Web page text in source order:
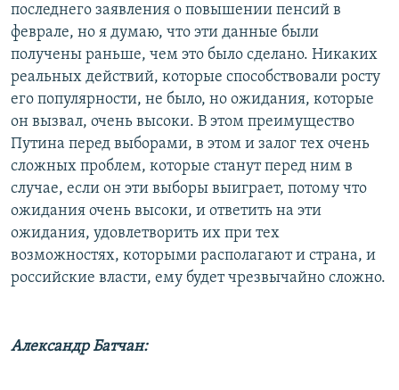
последнего заявления о повышении пенсий в
феврале, но я думаю, что эти данные были
получены раньше, чем это было сделано. Никаких
реальных действий, которые способствовали росту
его популярности, не было, но ожидания, которые
он вызвал, очень высоки. В этом преимущество
Путина перед выборами, в этом и залог тех очень
сложных проблем, которые станут перед ним в
случае, если он эти выборы выиграет, потому что
ожидания очень высоки, и ответить на эти
ожидания, удовлетворить их при тех
возможностях, которыми располагают и страна, и
российские власти, ему будет чрезвычайно сложно.
Александр Батчан: